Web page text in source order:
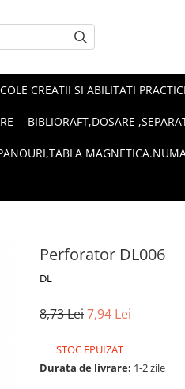
CREATII SI ABILITATI
BIBLIORAFT,DOSARE
Perforator DL006
DL
8,73 Lei7,94 Lei
STOC EPUIZAT
Durata de livrare: 1-2 zile